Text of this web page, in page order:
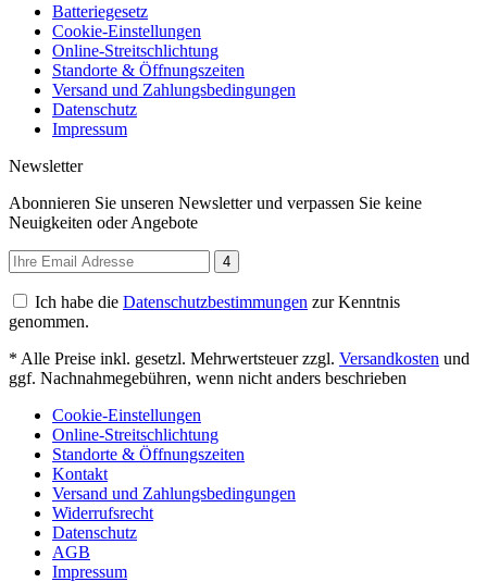
Batteriegesetz
Cookie-Einstellungen
Online-Streitschlichtung
Standorte & Öffnungszeiten
Versand und Zahlungsbedingungen
Datenschutz
Impressum
Newsletter
Abonnieren Sie unseren Newsletter und verpassen Sie keine
Neuigkeiten oder Angebote
4
Ich habe die Datenschutzbestimmungen zur Kenntnis
genommen.
* Alle Preise inkl. gesetzl. Mehrwertsteuer zzgl. Versandkosten und
ggf. Nachnahmegebühren, wenn nicht anders beschrieben
Cookie-Einstellungen
Online-Streitschlichtung
Standorte & Öffnungszeiten
Kontakt
Versand und Zahlungsbedingungen
Widerrufsrecht
Datenschutz
AGB
Impressum